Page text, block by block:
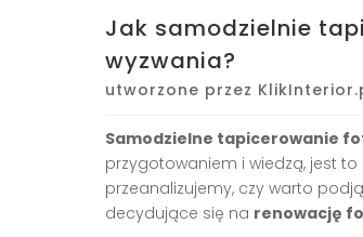
Jak samodzielnie
wyzwania?
utworzone przez
Samodzielne tapicerowanie
przygotowaniem i wiedzą, jest
przeanalizujemy, czy warto
decydujące się na renowację